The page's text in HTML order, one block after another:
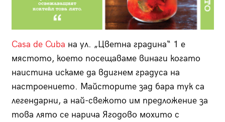
Casa de Cuba на ул. „Цветна градина“ 1 е
мястото, което посещаваме винаги когато
наистина искаме да вдигнем градуса на
настрое­нието. Майсторите зад бара тук са
легендарни, а най-свежото им предложение за
това лято се нарича Ягодово мохито с